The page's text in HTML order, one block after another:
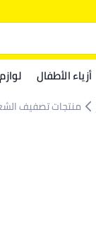
أزياء الأطفال
منتجات تصفيف